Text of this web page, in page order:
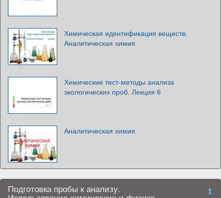
Химическая идентификация веществ.
Аналитическая химия
Химические тест-методы анализа
экологических проб. Лекция 6
Аналитическая химия
Подготовка пробы к анализу.